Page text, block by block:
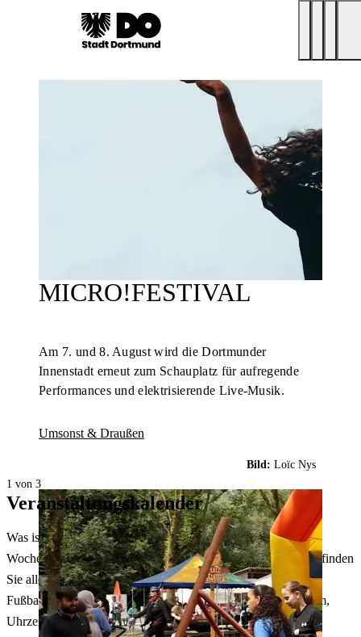
MICRO!FESTIVAL
Am 7. und 8. August wird die Dortmunder
Innenstadt erneut zum Schauplatz für aufregende
Performances und elektrisierende Live-Musik.
Umsonst & Draußen
Bild: Loïc Nys
1 von 3
Veranstaltungskalender
Was ist heute in Dortmund los? Welche Konzerte gibt es am
Wochenende? Im größten Veranstaltungskalender Dortmunds finden
Sie alle Events – von der Stadt- oder Museumsführung übers
Fußballspiel bis zum Flohmarkt. Sie können dabei nach Datum,
Uhrzeit, Ort oder Art der Veranstaltung auswählen. Viel Spaß!